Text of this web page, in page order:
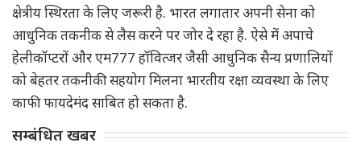
क्षेत्रीय स्थिरता के लिए जरूरी है. भारत लगातार अपनी सेना को
आधुनिक तकनीक से लैस करने पर जोर दे रहा है. ऐसे में अपाचे
हेलीकॉप्टरों और एम777 हॉवित्जर जैसी आधुनिक सैन्य प्रणालियों
को बेहतर तकनीकी सहयोग मिलना भारतीय रक्षा व्यवस्था के लिए
काफी फायदेमंद साबित हो सकता है.
सम्बंधित खबर